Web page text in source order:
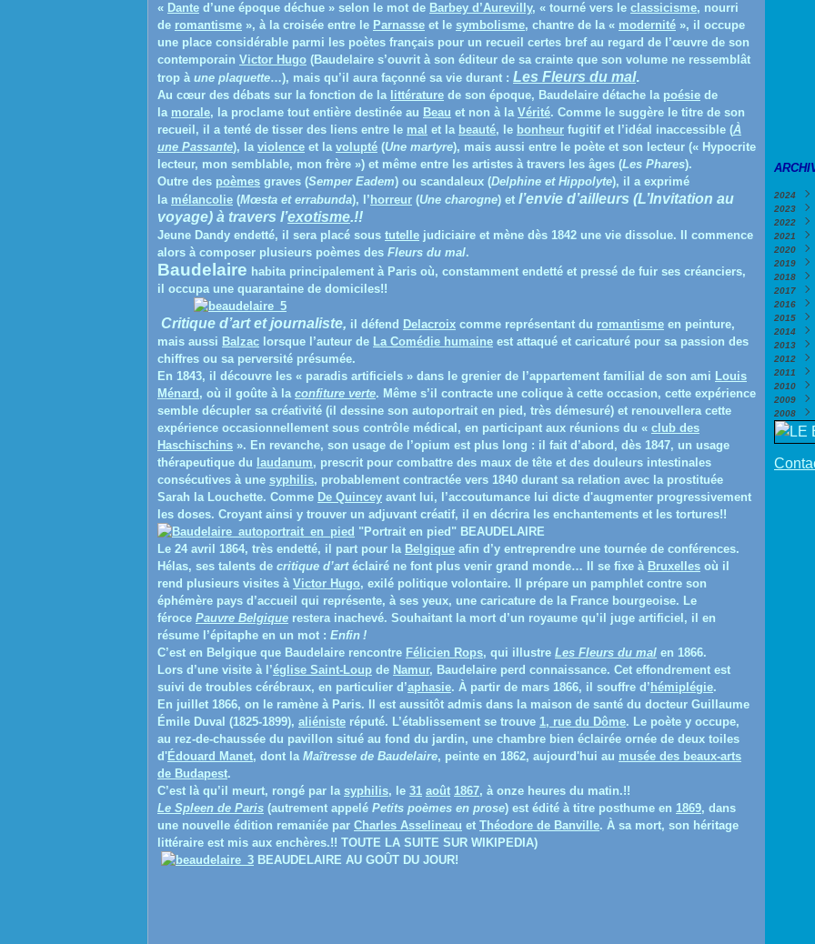
« Dante d’une époque déchue » selon le mot de Barbey d’Aurevilly, « tourné vers le classicisme, nourri
de romantisme », à la croisée entre le Parnasse et le symbolisme, chantre de la « modernité », il occupe
une place considérable parmi les poètes français pour un recueil certes bref au regard de l’œuvre de son
contemporain Victor Hugo (Baudelaire s’ouvrit à son éditeur de sa crainte que son volume ne ressemblât
trop à une plaquette…), mais qu’il aura façonné sa vie durant : Les Fleurs du mal.
Au cœur des débats sur la fonction de la littérature de son époque, Baudelaire détache la poésie de
la morale, la proclame tout entière destinée au Beau et non à la Vérité. Comme le suggère le titre de son
recueil, il a tenté de tisser des liens entre le mal et la beauté, le bonheur fugitif et l’idéal inaccessible (À
une Passante), la violence et la volupté (Une martyre), mais aussi entre le poète et son lecteur (« Hypocrite
lecteur, mon semblable, mon frère ») et même entre les artistes à travers les âges (Les Phares).
Outre des poèmes graves (Semper Eadem) ou scandaleux (Delphine et Hippolyte), il a exprimé
la mélancolie (Mœsta et errabunda), l’ horreur (Une charogne) et l’envie d’ailleurs (L’Invitation au
voyage) à travers l’exotisme.!!
Jeune Dandy endetté, il sera placé sous tutelle judiciaire et mène dès 1842 une vie dissolue. Il commence
alors à composer plusieurs poèmes des Fleurs du mal.
Baudelaire habita principalement à Paris où, constamment endetté et pressé de fuir ses créanciers,
il occupa une quarantaine de domiciles!!
Critique d’art et journaliste, il défend Delacroix comme représentant du romantisme en peinture,
mais aussi Balzac lorsque l’auteur de La Comédie humaine est attaqué et caricaturé pour sa passion des
chiffres ou sa perversité présumée.
En 1843, il découvre les « paradis artificiels » dans le grenier de l’appartement familial de son ami Louis
Ménard , où il goûte à la confiture verte. Même s’il contracte une colique à cette occasion, cette expérience
semble décupler sa créativité (il dessine son autoportrait en pied, très démesuré) et renouvellera cette
expérience occasionnellement sous contrôle médical, en participant aux réunions du « club des
Haschischins ». En revanche, son usage de l’opium est plus long : il fait d’abord, dès 1847, un usage
thérapeutique du laudanum, prescrit pour combattre des maux de tête et des douleurs intestinales
consécutives à une syphilis, probablement contractée vers 1840 durant sa relation avec la prostituée
Sarah la Louchette. Comme De Quincey avant lui, l’accoutumance lui dicte d'augmenter progressivement
les doses. Croyant ainsi y trouver un adjuvant créatif, il en décrira les enchantements et les tortures!!
"Portrait en pied" BEAUDELAIRE
Le 24 avril 1864, très endetté, il part pour la Belgique afin d’y entreprendre une tournée de conférences.
Hélas, ses talents de critique d’artéclairé ne font plus venir grand monde… Il se fixe à Bruxelles où il
rend plusieurs visites à Victor Hugo, exilé politique volontaire. Il prépare un pamphlet contre son
éphémère pays d’accueil qui représente, à ses yeux, une caricature de la France bourgeoise. Le
féroce Pauvre Belgique restera inachevé. Souhaitant la mort d’un royaume qu’il juge artificiel, il en
résume l’épitaphe en un mot : Enfin !
C’est en Belgique que Baudelaire rencontre Félicien Rops, qui illustre Les Fleurs du mal en 1866.
Lors d’une visite à l’église Saint-Loup de Namur, Baudelaire perd connaissance. Cet effondrement est
suivi de troubles cérébraux, en particulier d’aphasie. À partir de mars 1866, il souffre d’ hémiplégie.
En juillet 1866, on le ramène à Paris. Il est aussitôt admis dans la maison de santé du docteur Guillaume
Émile Duval (1825-1899), aliéniste réputé. L’établissement se trouve 1, rue du Dôme. Le poète y occupe,
au rez-de-chaussée du pavillon situé au fond du jardin, une chambre bien éclairée ornée de deux toiles
d'Édouard Manet, dont la Maîtresse de Baudelaire, peinte en 1862, aujourd'hui au musée des beaux-arts
de Budapest.
C’est là qu’il meurt, rongé par la syphilis, le 31 août 1867, à onze heures du matin.!!
Le Spleen de Paris (autrement appelé Petits poèmes en prose) est édité à titre posthume en 1869, dans
une nouvelle édition remaniée par Charles Asselineau et Théodore de Banville. À sa mort, son héritage
littéraire est mis aux enchères.!! TOUTE LA SUITE SUR WIKIPEDIA)
BEAUDELAIRE AU GOÛT DU JOUR!
2024
2023
Août
Juillet
Juin
Mai
Avril
Mars
2022
Août
Juillet
Juin
Mai
Avril
Mars
2021
Août
Juillet
Juin
Mai
Avril
Mars
2020
Août
Juillet
Juin
Mai
Avril
Mars
2019
Août
Juillet
Juin
Mai
Avril
Mars
2018
Août
Juillet
Juin
Mai
Avril
Mars
2017
Août
Juillet
Juin
Mai
Avril
Mars
2016
Août
Juillet
Juin
Mai
Avril
2015
Juin
Mai
Avril
Mars
2014
Août
Juillet
Juin
Mars
2013
Août
Avril
2012
Août
Mai
2011
Juin
2010
2009
Juin
2008
Août